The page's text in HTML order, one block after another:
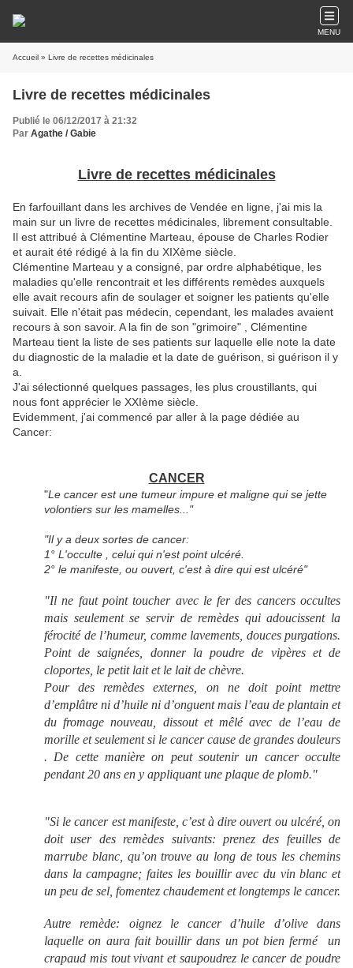
MENU
Accueil » Livre de recettes médicinales
Livre de recettes médicinales
Publié le 06/12/2017 à 21:32
Par Agathe / Gabie
Livre de recettes médicinales
En farfouillant dans les archives de Vendée en ligne, j'ai mis la
main sur un livre de recettes médicinales, librement consultable.
Il est attribué à Clémentine Marteau, épouse de Charles Rodier
et aurait été rédigé à la fin du XIXème siècle.
Clémentine Marteau y a consigné, par ordre alphabétique, les
maladies qu'elle rencontrait et les différents remèdes auxquels
elle avait recours afin de soulager et soigner les patients qu'elle
suivait. Elle n'était pas médecin, cependant, les malades avaient
recours à son savoir. A la fin de son "grimoire" , Clémentine
Marteau tient la liste de ses patients sur laquelle elle note la date
du diagnostic de la maladie et la date de guérison, si guérison il y
a.
J'ai sélectionné quelques passages, les plus croustillants, qui
nous font apprécier le XXIème siècle.
Evidemment, j'ai commencé par aller à la page dédiée au
Cancer:
CANCER
"Le cancer est une tumeur impure et maligne qui se jette
volontiers sur les mamelles..."
"Il y a deux sortes de cancer:
1° L'occulte , celui qui n'est point ulcéré.
2° le manifeste, ou ouvert, c'est à dire qui est ulcéré"
"Il ne faut point toucher avec le fer des cancers occultes
mais seulement se servir de remèdes qui adoucissent la
férocité de l’humeur, comme lavements, douces purgations.
Point de saignées, donner la poudre de vipères et de
cloportes, le petit lait et le lait de chèvre.
Pour des remèdes externes, on ne doit point mettre
d’emplâtre ni d’huile ni d’onguent mais l’eau de plantain et
du fromage nouveau, dissout et mêlé avec de l’eau de
morille et seulement si le cancer cause de grandes douleurs
. De cette manière on peut soutenir un cancer occulte
pendant 20 ans en y appliquant une plaque de plomb."
"Si le cancer est manifeste, c’est à dire ouvert ou ulcéré, on
doit user des remèdes suivants: prenez des feuilles de
marrube blanc, qu’on trouve au long de tous les chemins
dans la campagne; faites les bouillir avec du vin blanc et
un peu de sel, fomentez chaudement et longtemps le cancer.
Autre remède: oignez le cancer d’huile d’olive dans
laquelle on aura fait bouillir dans un pot bien fermé un
crapaud mis tout vivant et saupoudrez le cancer de poudre